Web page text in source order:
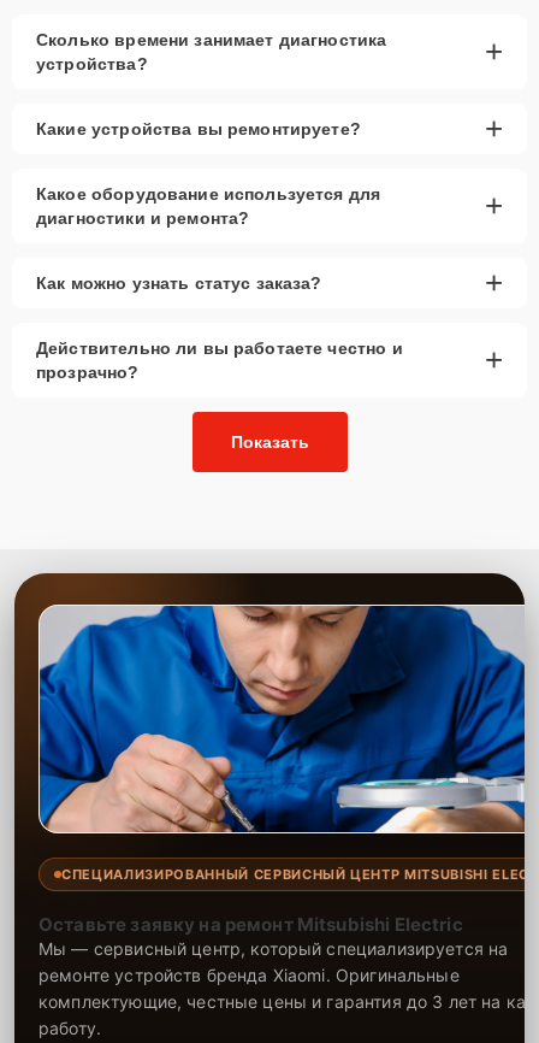
Сколько времени занимает диагностика
устройства?
+
Какие устройства вы ремонтируете? +
Какое оборудование используется для
диагностики и ремонта?
+
Как можно узнать статус заказа? +
Действительно ли вы работаете честно и
прозрачно?
+
Показать
СПЕЦИАЛИЗИРОВАННЫЙ СЕРВИСНЫЙ ЦЕНТР MITSUBISHI
Оставьте заявку на ремонт Mitsubishi Electric
Мы — сервисный центр, который специализируется на
ремонте устройств бренда Xiaomi. Оригинальные
комплектующие, честные цены и гарантия до 3 лет на
работу.